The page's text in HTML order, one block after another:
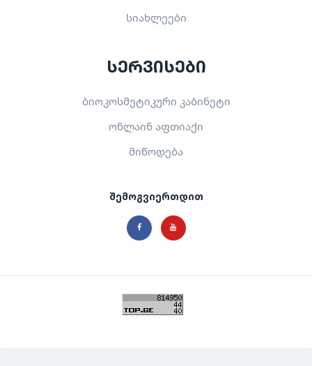
სიახლეები
სერვისები
ბიოკოსმეტიკური კაბინეტი
ონლაინ აფთიაქი
მიწოდება
შემოგვიერთდით